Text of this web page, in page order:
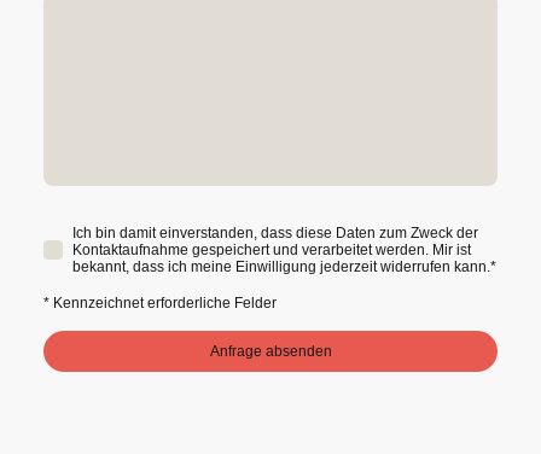
Ich bin damit einverstanden, dass diese Daten zum Zweck der
Kontaktaufnahme gespeichert und verarbeitet werden. Mir ist
bekannt, dass ich meine Einwilligung jederzeit widerrufen kann. *
* Kennzeichnet erforderliche Felder
Anfrage absenden